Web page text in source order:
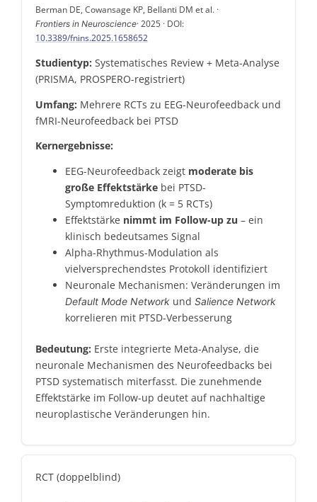
Berman DE, Cowansage KP, Bellanti DM et al. ·
Frontiers in Neuroscience· 2025 · DOI:
10.3389/fnins.2025.1658652
Studientyp: Systematisches Review + Meta-Analyse
(PRISMA, PROSPERO-registriert)
Umfang: Mehrere RCTs zu EEG-Neurofeedback und
fMRI-Neurofeedback bei PTSD
Kernergebnisse:
EEG-Neurofeedback zeigt moderate bis
große Effektstärkebei PTSD-
Symptomreduktion (k = 5 RCTs)
Effektstärke nimmt im Follow-up zu – ein
klinisch bedeutsames Signal
Alpha-Rhythmus-Modulation als
vielversprechendstes Protokoll identifiziert
Neuronale Mechanismen: Veränderungen im
Default Mode Networkund Salience Network
korrelieren mit PTSD-Verbesserung
Bedeutung: Erste integrierte Meta-Analyse, die
neuronale Mechanismen des Neurofeedbacks bei
PTSD systematisch miterfasst. Die zunehmende
Effektstärke im Follow-up deutet auf nachhaltige
neuroplastische Veränderungen hin.
RCT (doppelblind)